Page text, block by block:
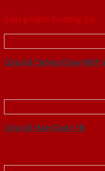
Sản phẩm tương tự
Cửa Gỗ Chống Cháy MDF
Cửa Gỗ Hàn Quốc 1B